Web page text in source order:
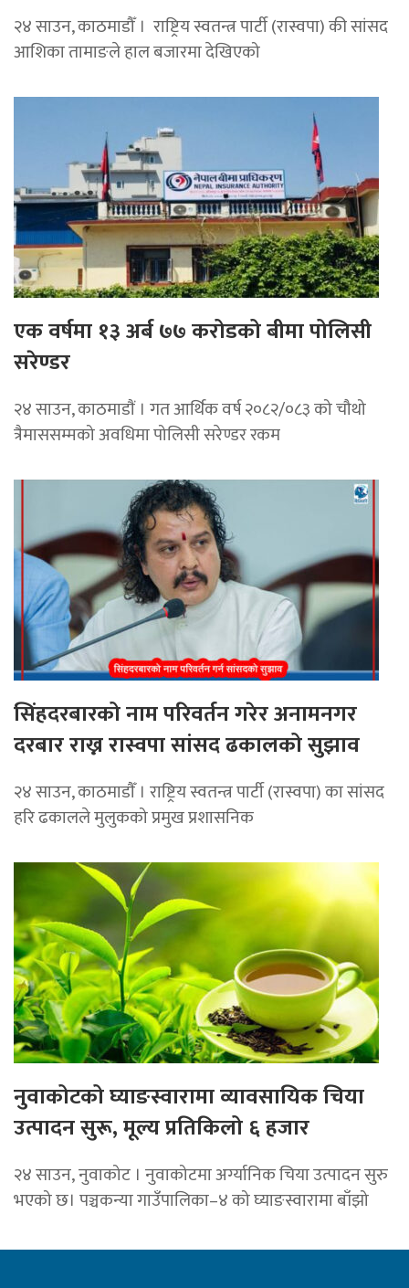
२४ साउन, काठमाडौँ । राष्ट्रिय स्वतन्त्र पार्टी (रास्वपा) की सांसद
आशिका तामाङले हाल बजारमा देखिएको
एक वर्षमा १३ अर्ब ७७ करोडको बीमा पोलिसी
सरेण्डर
२४ साउन, काठमाडाैं । गत आर्थिक वर्ष २०८२/०८३ को चौथो
त्रैमाससम्मको अवधिमा पोलिसी सरेण्डर रकम
सिंहदरबारको नाम परिवर्तन गरेर अनामनगर
दरबार राख्न रास्वपा सांसद ढकालको सुझाव
२४ साउन, काठमाडाैँ । राष्ट्रिय स्वतन्त्र पार्टी (रास्वपा) का सांसद
हरि ढकालले मुलुकको प्रमुख प्रशासनिक
नुवाकोटको घ्याङस्वारामा व्यावसायिक चिया
उत्पादन सुरू, मूल्य प्रतिकिलो ६ हजार
२४ साउन, नुवाकोट । नुवाकोटमा अर्ग्यानिक चिया उत्पादन सुरु
भएको छ। पञ्चकन्या गाउँपालिका–४ को घ्याङस्वारामा बाँझो